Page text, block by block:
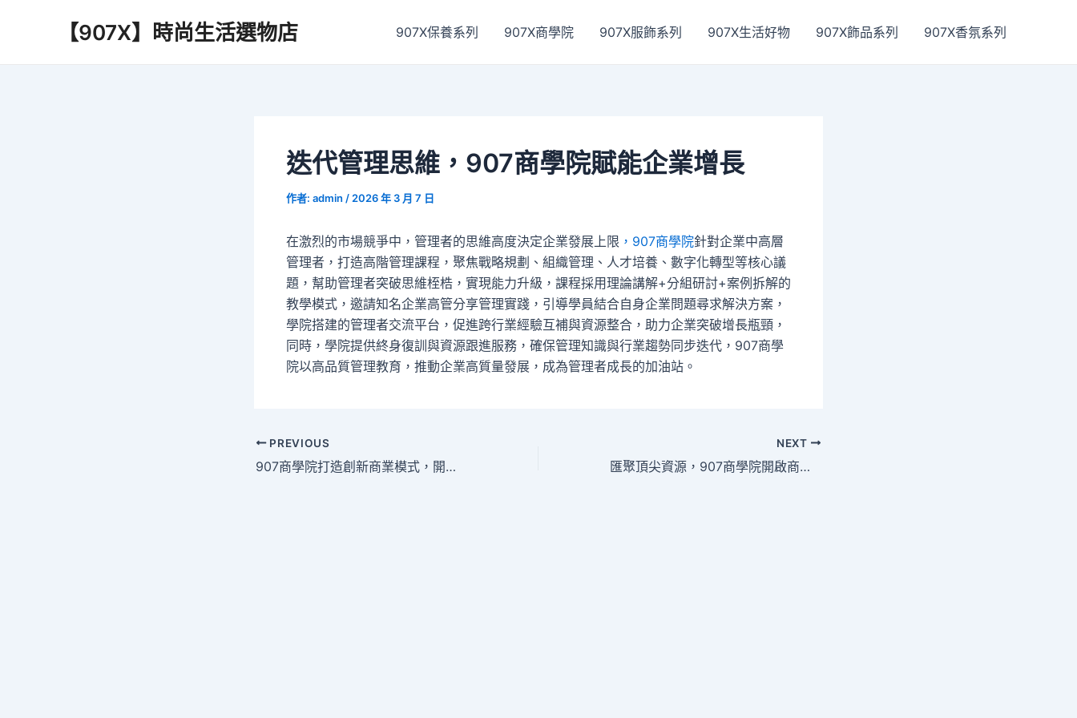
【907X】時尚生活選物店 907X保養系列 907X商學院 907X服飾系列 907X生活好物 907X飾品系列 907X香氛系列
迭代管理思維，907商學院賦能企業增長
作者: admin / 2026 年 3 月 7 日
在激烈的市場競爭中，管理者的思維高度決定企業發展上限 ，907商學院針對企業中高層
管理者，打造高階管理課程，聚焦戰略規劃、組織管理、人才培養、數字化轉型等核心議
題，幫助管理者突破思維桎梏，實現能力升級，課程採用理論講解+分組研討+案例拆解的
教學模式，邀請知名企業高管分享管理實踐，引導學員結合自身企業問題尋求解決方案，
學院搭建的管理者交流平台，促進跨行業經驗互補與資源整合，助力企業突破增長瓶頸，
同時，學院提供終身復訓與資源跟進服務，確保管理知識與行業趨勢同步迭代，907商學
院以高品質管理教育，推動企業高質量發展，成為管理者成長的加油站。
Post
navigation
PREVIOUS
907商學院打造創新商業模式，開啟企業增長新通道
NEXT
匯聚頂尖資源，907商學院開啟商業新篇